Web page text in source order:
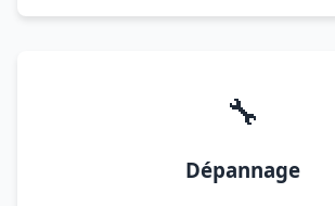
🔧
Dépannage